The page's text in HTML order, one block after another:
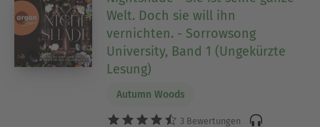
Welt. Doch sie will ihn
vernichten. - Sorrowsong
University, Band 1 (Ungekürzte
Lesung)
Autumn Woods
3 Bewertungen